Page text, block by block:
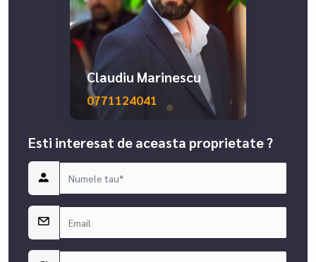
Claudiu Marinescu
0771124041
Esti interesat de aceasta proprietate ?